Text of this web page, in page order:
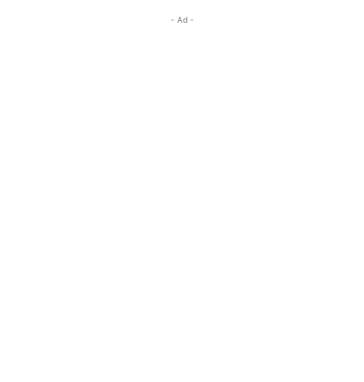
- Ad -